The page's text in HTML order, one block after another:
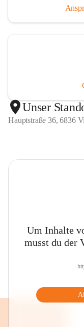
Unser
Hauptstraße 36, 6836
Um Inhalte
musst du der